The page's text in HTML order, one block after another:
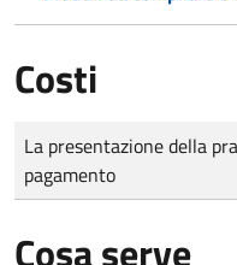
Costi
Tipo di pagamento
Importo
La presentazione della
pagamento
Cosa serve